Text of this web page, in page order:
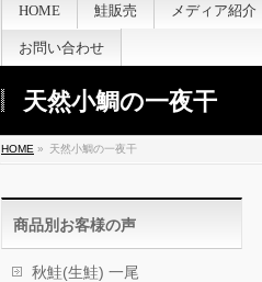
HOME 鮭販売 メディア紹介
お問い合わせ
天然小鯛の一夜干
HOME » 天然小鯛の一夜干
商品別お客様の声
秋鮭(生鮭) 一尾